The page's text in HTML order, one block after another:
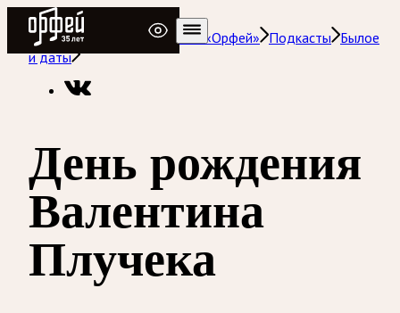
Радио Орфей
Радио классической музыки «Орфей» Подкасты Былое
и даты
День рождения
Валентина
Плучека